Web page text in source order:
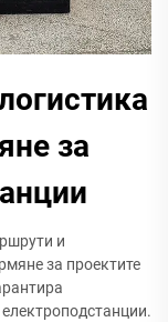
за
и
за проектите